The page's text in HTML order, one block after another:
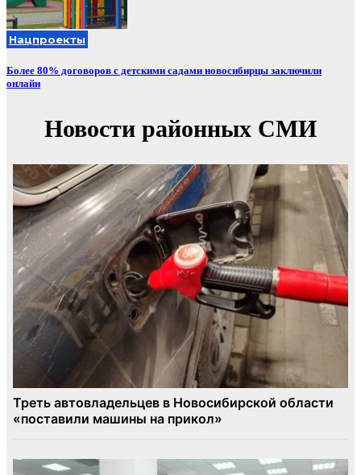
Нацпроекты
Более 80% договоров с детскими садами новосибирцы заключили
онлайн